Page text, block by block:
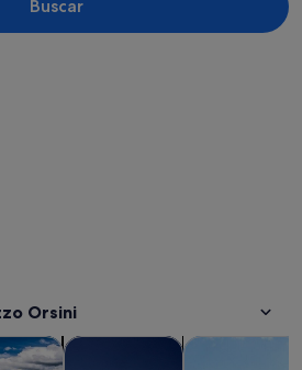
Buscar
Orsini
de un día Se abre en una
bebidas y vida nocturna
Visitas privadas yHistoria y